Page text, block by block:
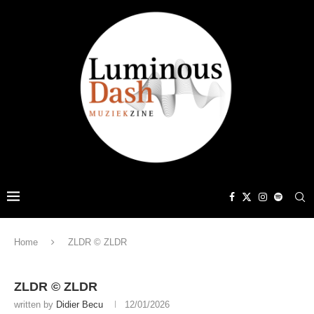
Home ZLDR © ZLDR
ZLDR © ZLDR
written by Didier Becu 12/01/2026